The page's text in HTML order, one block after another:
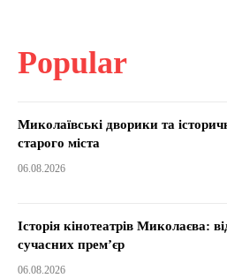
Popular
Миколаївські дворики та
старого міста
06.08.2026
Історія кінотеатрів Миколаєва:
сучасних прем’єр
06.08.2026